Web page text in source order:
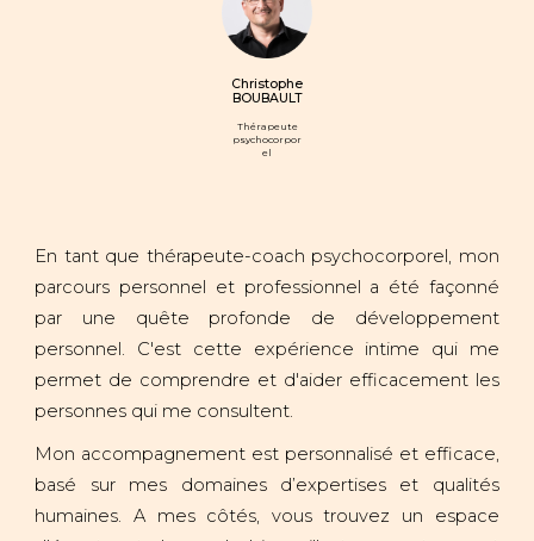
Christophe
BOUBAULT
Thérapeute
psychocorpor
el
En tant que thérapeute-coach psychocorporel, mon
parcours personnel et professionnel a été façonné
par une quête profonde de développement
personnel. C'est cette expérience intime qui me
permet de comprendre et d'aider efficacement les
personnes qui me consultent.
Mon accompagnement est personnalisé et efficace,
basé sur mes domaines d’expertises et qualités
humaines. A mes côtés, vous trouvez un espace